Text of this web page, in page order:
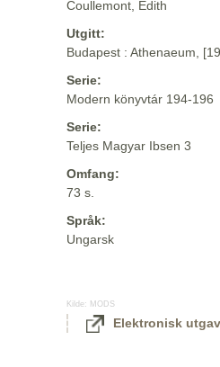
Coullemont, Edith
Utgitt:
Budapest : Athenaeum,
Serie:
Modern könyvtár 194-196
Serie:
Teljes Magyar Ibsen 3
Omfang:
73 s.
Språk:
Ungarsk
Kilde: MODS
Elektronisk